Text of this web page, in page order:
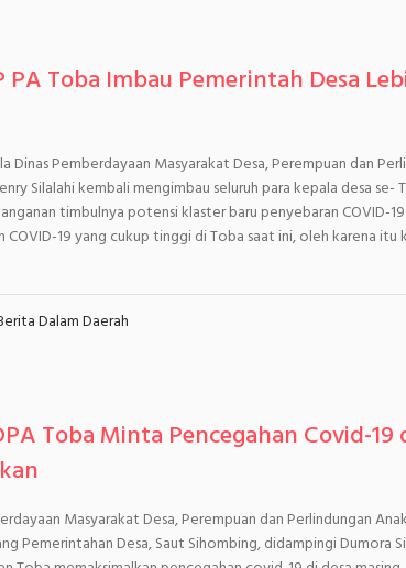
PA Toba Imbau Pemerintah Desa
Dinas Pemberdayaan Masyarakat Desa, Perempuan dan
Silalahi kembali mengimbau seluruh para kepala desa se-
timbulnya potensi klaster baru penyebaran COVID-
19 yang cukup tinggi di Toba saat ini, oleh karena itu
Dalam Daerah
Toba Minta Pencegahan Covid-19
Masyarakat Desa, Perempuan dan Perlindungan
Pemerintahan Desa, Saut Sihombing, didampingi Dumora